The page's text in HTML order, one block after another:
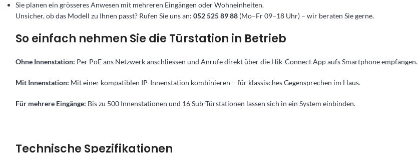
Sie planen ein grösseres Anwesen mit mehreren Eingängen oder Wohneinheiten.
Unsicher, ob das Modell zu Ihnen passt? Rufen Sie uns an: 052 525 89 88 (Mo–Fr 09–18 Uhr) – wir beraten Sie gerne.
So einfach nehmen Sie die Türstation in Betrieb
Ohne Innenstation: Per PoE ans Netzwerk anschliessen und Anrufe direkt über die Hik-Connect App aufs Smartphone empfangen.
Mit Innenstation: Mit einer kompatiblen IP-Innenstation kombinieren – für klassisches Gegensprechen im Haus.
Für mehrere Eingänge: Bis zu 500 Innenstationen und 16 Sub-Türstationen lassen sich in ein System einbinden.
Technische Spezifikationen